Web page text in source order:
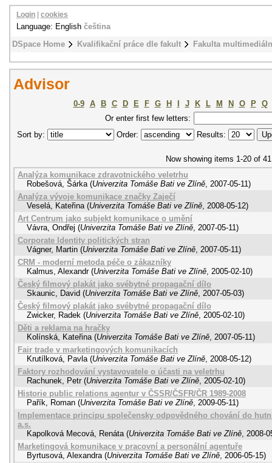
DSpace Home Kvalifikační práce dle fakult Fakulta
Login cookies
Language: English čeština
Advisor
0-9 A B C D E F G H J K L M N O P
Q
Or enter first few letters:
Sort by:
Order: Results:
Now showing items 1-20 of 41
Analýza komunikace zdravotnického veletrhu
Robešová, Šárka (Univerzita Tomáše Bati ve Zlíně, 2007-05-11)
Analýza vývoje komunikace značky Zaječí
Veselá, Kateřina (Univerzita Tomáše Bati ve Zlíně, 2008-05-12)
Art Centrum jako subjekt komunikace o umění
Vávra, Ondřej (Univerzita Tomáše Bati ve Zlíně, 2007-05-11)
Corporate Identity politických stran
Vágner, Martin (Univerzita Tomáše Bati ve Zlíně, 2007-05-11)
CRM - moderní metoda péče o zákazníky
Kalmus, Alexandr (Univerzita Tomáše Bati ve Zlíně, 2005-02-10)
Český filmový plakát jako svébytné propagační dílo
Skaunic, David (Univerzita Tomáše Bati ve Zlíně, 2007-05-03)
Český filmový plakát jako svébytné propagační dílo
Zwicker, Radek (Univerzita Tomáše Bati ve Zlíně, 2005-02-10)
Děti a reklama na hračky
Kolínská, Kateřina (Univerzita Tomáše Bati ve Zlíně, 2007-05-11)
Fair trade v marketingových komunikacích
Krutílková, Pavla (Univerzita Tomáše Bati ve Zlíně, 2008-05-12)
Faktory rozhodování vystavovatele o účasti na veletrhu
Rachunek, Petr (Univerzita Tomáše Bati ve Zlíně, 2005-02-10)
Historie public relations agentur v ČSSR/ČSFR/ČR 1989-2008
Pařík, Roman (Univerzita Tomáše Bati ve Zlíně, 2009-05-11)
Implementace principu společensky odpovědného chování do
a.s.
Kapolková Mecová, Renáta (Univerzita Tomáše Bati ve Zlíně, 2008-
Marketingová komunikace v pracovní a personální agentuře
Byrtusová, Alexandra (Univerzita Tomáše Bati ve Zlíně, 2006-05-15)